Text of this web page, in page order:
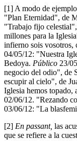
[1] A modo de
"Plan Eternidad", de
"Trabajo fijo
millones para la
infierno sois vosotros,
04/05/12: "Nuestra
Bedoya. Público 23/
negocio del odio", de
escupir al cielo", de
Iglesia hemos topado,
02/06/12. "Rezando
03/06/12: "La
[2] En passant, las
que se refiere a la